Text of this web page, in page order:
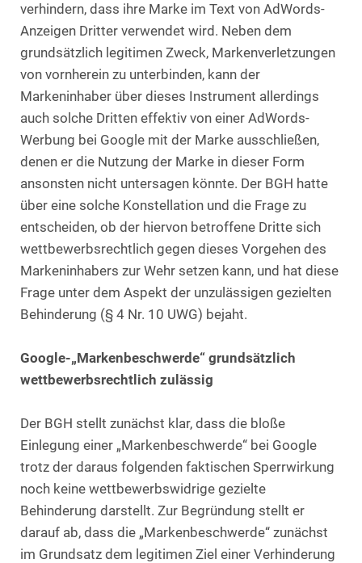
verhindern, dass ihre Marke im Text von AdWords-
Anzeigen Dritter verwendet wird. Neben dem
grundsätzlich legitimen Zweck, Markenverletzungen
von vornherein zu unterbinden, kann der
Markeninhaber über dieses Instrument allerdings
auch solche Dritten effektiv von einer AdWords-
Werbung bei Google mit der Marke ausschließen,
denen er die Nutzung der Marke in dieser Form
ansonsten nicht untersagen könnte. Der BGH hatte
über eine solche Konstellation und die Frage zu
entscheiden, ob der hiervon betroffene Dritte sich
wettbewerbsrechtlich gegen dieses Vorgehen des
Markeninhabers zur Wehr setzen kann, und hat diese
Frage unter dem Aspekt der unzulässigen gezielten
Behinderung (§ 4 Nr. 10 UWG) bejaht.
Google-„Markenbeschwerde“ grundsätzlich
wettbewerbsrechtlich zulässig
Der BGH stellt zunächst klar, dass die bloße
Einlegung einer „Markenbeschwerde“ bei Google
trotz der daraus folgenden faktischen Sperrwirkung
noch keine wettbewerbswidrige gezielte
Behinderung darstellt. Zur Begründung stellt er
darauf ab, dass die „Markenbeschwerde“ zunächst
im Grundsatz dem legitimen Ziel einer Verhinderung